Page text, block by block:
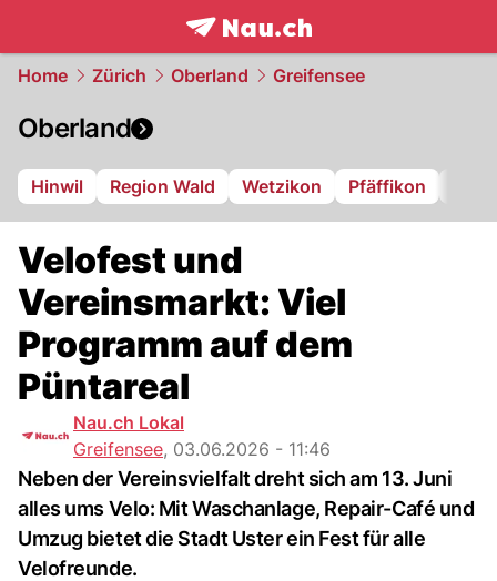
frontpage.NAU.ch
Home Zürich Oberland Greifensee
Oberland
Hinwil Region Wald Wetzikon Pfäffikon
Velofest und
Vereinsmarkt: Viel
Programm auf dem
Püntareal
Nau.ch Lokal
Greifensee, 03.06.2026 - 11:46
Neben der Vereinsvielfalt dreht sich am 13. Juni
alles ums Velo: Mit Waschanlage, Repair-Café und
Umzug bietet die Stadt Uster ein Fest für alle
Velofreunde.